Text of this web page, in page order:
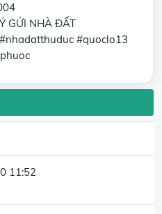
GỬI NHÀ ĐẤT
#quoclo13
11:52